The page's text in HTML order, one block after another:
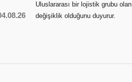
Uluslararası bir lojistik grubu
değişiklik olduğunu duyurur.